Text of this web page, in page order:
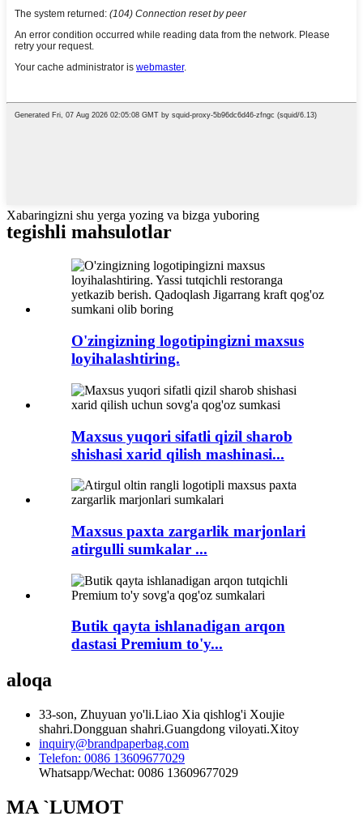
Xabaringizni shu yerga yozing va bizga yuboring
tegishli mahsulotlar
O'zingizning logotipingizni maxsus
loyihalashtiring.
Maxsus yuqori sifatli qizil sharob
shishasi xarid qilish mashinasi...
Maxsus paxta zargarlik marjonlari
atirgulli sumkalar ...
Butik qayta ishlanadigan arqon
dastasi Premium to'y...
aloqa
33-son, Zhuyuan yo'li.Liao Xia qishlog'i Xoujie
shahri.Dongguan shahri.Guangdong viloyati.Xitoy
inquiry@brandpaperbag.com
Telefon: 0086 13609677029
Whatsapp/Wechat: 0086 13609677029
MA `LUMOT